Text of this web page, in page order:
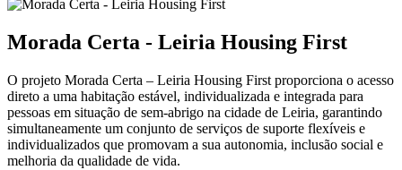
Morada Certa - Leiria Housing First
O projeto Morada Certa – Leiria Housing First proporciona o acesso
direto a uma habitação estável, individualizada e integrada para
pessoas em situação de sem-abrigo na cidade de Leiria, garantindo
simultaneamente um conjunto de serviços de suporte flexíveis e
individualizados que promovam a sua autonomia, inclusão social e
melhoria da qualidade de vida.